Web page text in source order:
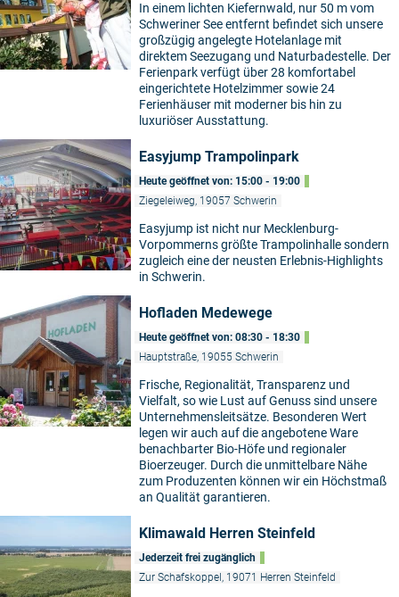
In einem lichten Kiefernwald, nur 50 m vom
Schweriner See entfernt befindet sich unsere
großzügig angelegte Hotelanlage mit
direktem Seezugang und Naturbadestelle. Der
Ferienpark verfügt über 28 komfortabel
eingerichtete Hotelzimmer sowie 24
Ferienhäuser mit moderner bis hin zu
luxuriöser Ausstattung.
Easyjump Trampolinpark
Heute geöffnet von: 15:00 - 19:00
Ziegeleiweg, 19057 Schwerin
Easyjump ist nicht nur Mecklenburg-
Vorpommerns größte Trampolinhalle sondern
zugleich eine der neusten Erlebnis-Highlights
in Schwerin.
Hofladen Medewege
Heute geöffnet von: 08:30 - 18:30
Hauptstraße, 19055 Schwerin
Frische, Regionalität, Transparenz und
Vielfalt, so wie Lust auf Genuss sind unsere
Unternehmensleitsätze. Besonderen Wert
legen wir auch auf die angebotene Ware
benachbarter Bio-Höfe und regionaler
Bioerzeuger. Durch die unmittelbare Nähe
zum Produzenten können wir ein Höchstmaß
an Qualität garantieren.
Klimawald Herren Steinfeld
Jederzeit frei zugänglich
Zur Schafskoppel, 19071 Herren Steinfeld